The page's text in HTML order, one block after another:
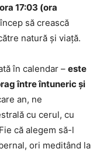
17:03 (ora
să crească
natură și viață.
în calendar – este
între întuneric și
an, ne
cu cerul, cu
că alegem să-l
ori meditând la